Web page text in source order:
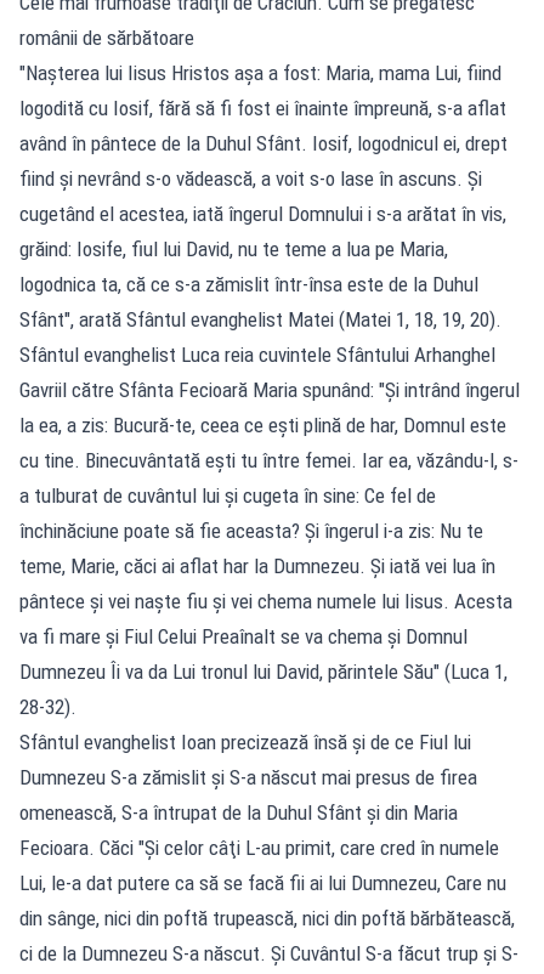
românii de sărbătoare
"Naşterea lui Iisus Hristos aşa a fost: Maria, mama Lui, fiind
logodită cu Iosif, fără să fi fost ei înainte împreună, s-a aflat
având în pântece de la Duhul Sfânt. Iosif, logodnicul ei, drept
fiind şi nevrând s-o vădească, a voit s-o lase în ascuns. Şi
cugetând el acestea, iată îngerul Domnului i s-a arătat în vis,
grăind: Iosife, fiul lui David, nu te teme a lua pe Maria,
logodnica ta, că ce s-a zămislit într-însa este de la Duhul
Sfânt", arată Sfântul evanghelist Matei (Matei 1, 18, 19, 20).
Sfântul evanghelist Luca reia cuvintele Sfântului Arhanghel
Gavriil către Sfânta Fecioară Maria spunând: "Şi intrând îngerul
la ea, a zis: Bucură-te, ceea ce eşti plină de har, Domnul este
cu tine. Binecuvântată eşti tu între femei. Iar ea, văzându-l, s-
a tulburat de cuvântul lui şi cugeta în sine: Ce fel de
închinăciune poate să fie aceasta? Şi îngerul i-a zis: Nu te
teme, Marie, căci ai aflat har la Dumnezeu. Şi iată vei lua în
pântece şi vei naşte fiu şi vei chema numele lui Iisus. Acesta
va fi mare şi Fiul Celui Preaînalt se va chema şi Domnul
Dumnezeu Îi va da Lui tronul lui David, părintele Său" (Luca 1,
28-32).
Sfântul evanghelist Ioan precizează însă şi de ce Fiul lui
Dumnezeu S-a zămislit şi S-a născut mai presus de firea
omenească, S-a întrupat de la Duhul Sfânt şi din Maria
Fecioara. Căci "Şi celor câţi L-au primit, care cred în numele
Lui, le-a dat putere ca să se facă fii ai lui Dumnezeu, Care nu
din sânge, nici din poftă trupească, nici din poftă bărbătească,
ci de la Dumnezeu S-a născut. Şi Cuvântul S-a făcut trup şi S-